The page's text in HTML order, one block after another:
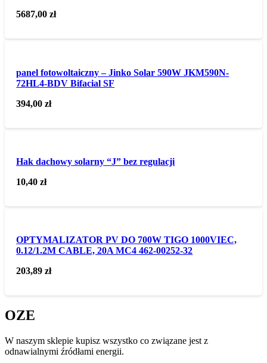
5687,00zł
panel fotowoltaiczny – Jinko Solar 590W JKM590N-
72HL4-BDV Bifacial SF
394,00zł
Hak dachowy solarny “J” bez regulacji
10,40zł
OPTYMALIZATOR PV DO 700W TIGO 1000VIEC,
0.12/1.2M CABLE, 20A MC4 462-00252-32
203,89zł
OZE
W naszym sklepie kupisz wszystko co związane jest z
odnawialnymi źródłami energii.